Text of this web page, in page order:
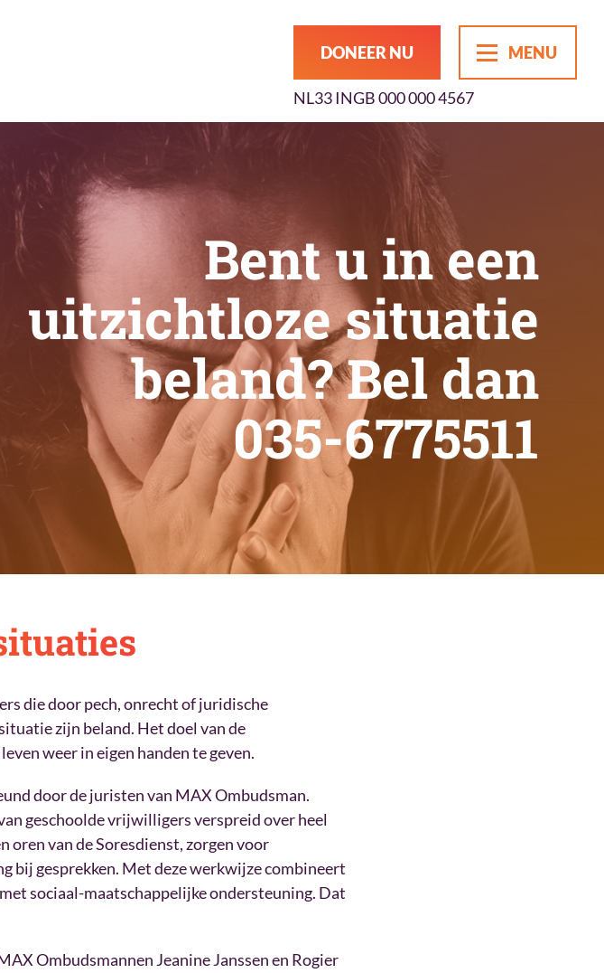
MENU
DONEER NU
NL33 INGB 000 000 4567
Bent u in een
uitzichtloze situatie
beland? Bel dan
035-6775511
die door pech, onrecht of juridische
zijn beland. Het doel van de
weer in eigen handen te geven.
door de juristen van MAX Ombudsman.
geschoolde vrijwilligers verspreid over heel
oren van de Soresdienst, zorgen voor
bij gesprekken. Met deze werkwijze combineert
sociaal-maatschappelijke ondersteuning. Dat
Ombudsmannen Jeanine Janssen en Rogier